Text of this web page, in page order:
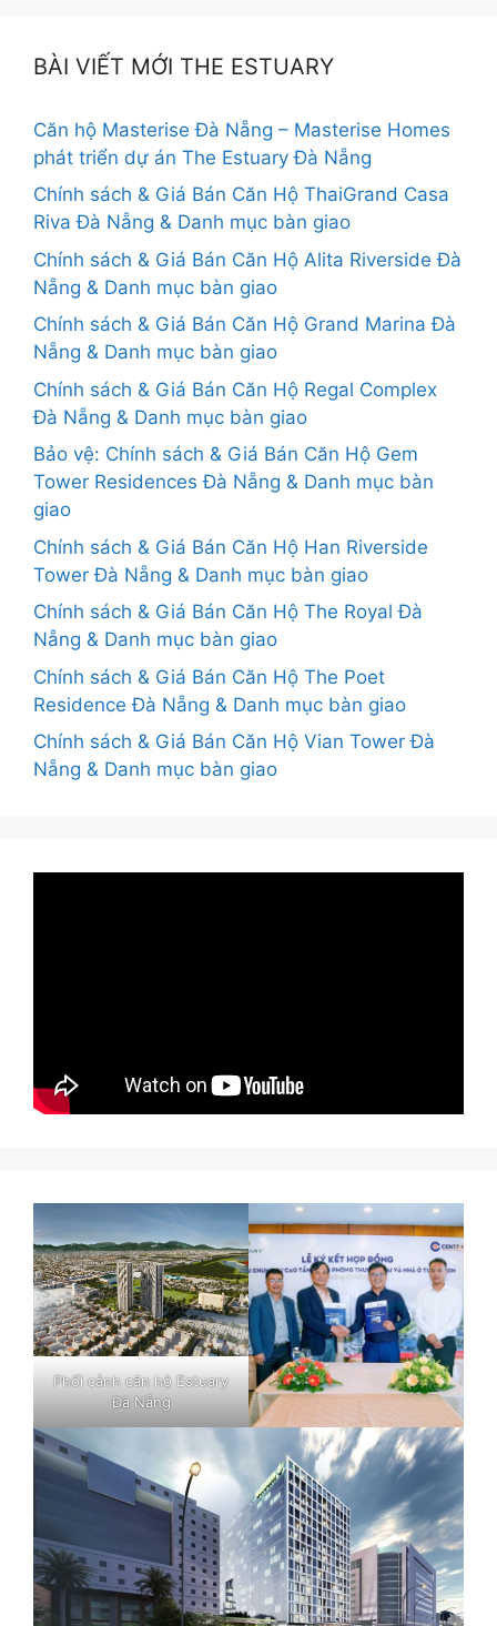
BÀI VIẾT MỚI THE ESTUARY
Căn hộ Masterise Đà Nẵng – Masterise Homes
phát triển dự án The Estuary Đà Nẵng
Chính sách & Giá Bán Căn Hộ ThaiGrand Casa
Riva Đà Nẵng & Danh mục bàn giao
Chính sách & Giá Bán Căn Hộ Alita Riverside Đà
Nẵng & Danh mục bàn giao
Chính sách & Giá Bán Căn Hộ Grand Marina Đà
Nẵng & Danh mục bàn giao
Chính sách & Giá Bán Căn Hộ Regal Complex
Đà Nẵng & Danh mục bàn giao
Bảo vệ: Chính sách & Giá Bán Căn Hộ Gem
Tower Residences Đà Nẵng & Danh mục bàn
giao
Chính sách & Giá Bán Căn Hộ Han Riverside
Tower Đà Nẵng & Danh mục bàn giao
Chính sách & Giá Bán Căn Hộ The Royal Đà
Nẵng & Danh mục bàn giao
Chính sách & Giá Bán Căn Hộ The Poet
Residence Đà Nẵng & Danh mục bàn giao
Chính sách & Giá Bán Căn Hộ Vian Tower Đà
Nẵng & Danh mục bàn giao
Phối cảnh căn hộ Estuary
Đà Nẵng